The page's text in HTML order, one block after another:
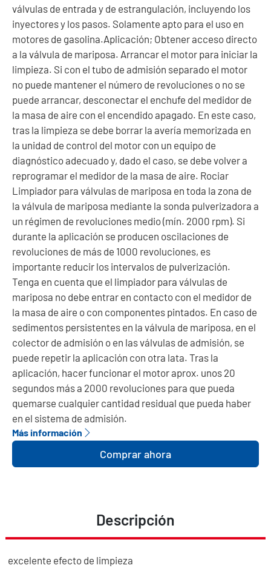
válvulas de entrada y de estrangulación, incluyendo los
inyectores y los pasos. Solamente apto para el uso en
motores de gasolina.Aplicación; Obtener acceso directo
a la válvula de mariposa. Arrancar el motor para iniciar la
limpieza. Si con el tubo de admisión separado el motor
no puede mantener el número de revoluciones o no se
puede arrancar, desconectar el enchufe del medidor de
la masa de aire con el encendido apagado. En este caso,
tras la limpieza se debe borrar la avería memorizada en
la unidad de control del motor con un equipo de
diagnóstico adecuado y, dado el caso, se debe volver a
reprogramar el medidor de la masa de aire. Rociar
Limpiador para válvulas de mariposa en toda la zona de
la válvula de mariposa mediante la sonda pulverizadora a
un régimen de revoluciones medio (mín. 2000 rpm). Si
durante la aplicación se producen oscilaciones de
revoluciones de más de 1000 revoluciones, es
importante reducir los intervalos de pulverización.
Tenga en cuenta que el limpiador para válvulas de
mariposa no debe entrar en contacto con el medidor de
la masa de aire o con componentes pintados. En caso de
sedimentos persistentes en la válvula de mariposa, en el
colector de admisión o en las válvulas de admisión, se
puede repetir la aplicación con otra lata. Tras la
aplicación, hacer funcionar el motor aprox. unos 20
segundos más a 2000 revoluciones para que pueda
quemarse cualquier cantidad residual que pueda haber
en el sistema de admisión.
Más información
Comprar ahora
Descripción
excelente efecto de limpieza